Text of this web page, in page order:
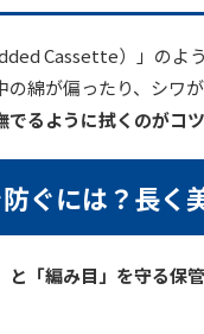
Cassette）」の
綿が偏ったり、シワが
でるように拭くのがコツ
ぐには？長く
と「編み目」を守る保管